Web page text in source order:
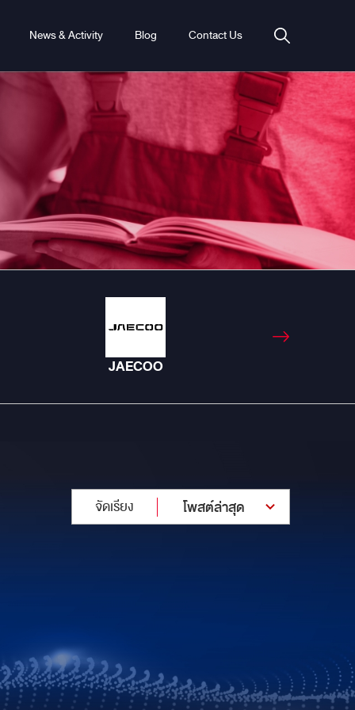
News & Activity Blog Contact Us
JAECOO
จัดเรียง โพสต์ล่าสุด